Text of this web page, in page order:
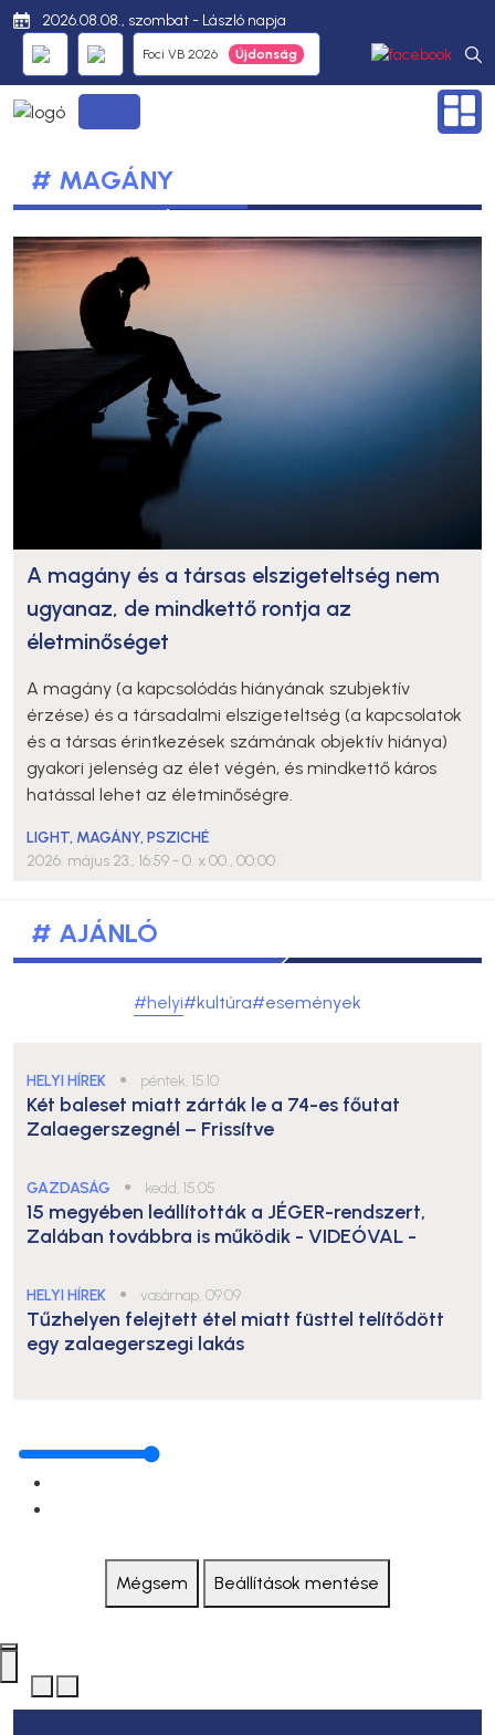
2026.08.08., szombat - László napja
Foci VB 2026
# MAGÁNY
A magány és a társas elszigeteltség nem
ugyanaz, de mindkettő rontja az
életminőséget
A magány (a kapcsolódás hiányának szubjektív
érzése) és a társadalmi elszigeteltség (a kapcsolatok
és a társas érintkezések számának objektív hiánya)
gyakori jelenség az élet végén, és mindkettő káros
hatással lehet az életminőségre.
LIGHT, MAGÁNY,PSZICHÉ
2026. május 23., 16:59 - 0. x 00., 00:00
# AJÁNLÓ
#helyi#kultúra#események
HELYI HÍREK ● péntek, 15:10
Két baleset miatt zárták le a 74-es főutat
Zalaegerszegnél – Frissítve
GAZDASÁG ● kedd, 15:05
15 megyében leállították a JÉGER-rendszert,
Zalában továbbra is működik - VIDEÓVAL -
HELYI HÍREK ● vasárnap, 09:09
Tűzhelyen felejtett étel miatt füsttel telítődött
egy zalaegerszegi lakás
Mégsem Beállítások mentése